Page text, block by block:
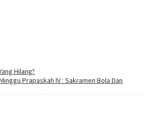
Hilang?
Prapaskah IV : Sakramen Bola Dan